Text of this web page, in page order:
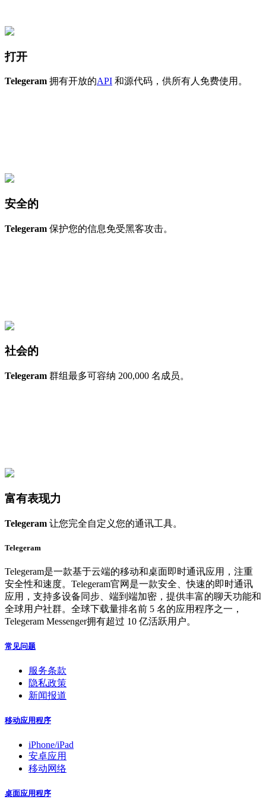
打开
Telegeram 拥有开放的API 和源代码，供所有人免费使用。
安全的
Telegeram 保护您的信息免受黑客攻击。
社会的
Telegeram 群组最多可容纳 200,000 名成员。
富有表现力
Telegeram 让您完全自定义您的通讯工具。
Telegeram
Telegeram是一款基于云端的移动和桌面即时通讯应用，注重
安全性和速度。Telegeram官网是一款安全、快速的即时通讯
应用，支持多设备同步、端到端加密，提供丰富的聊天功能和
全球用户社群。全球下载量排名前 5 名的应用程序之一，
Telegeram Messenger拥有超过 10 亿活跃用户。
常见问题
服务条款
隐私政策
新闻报道
移动应用程序
iPhone/iPad
安卓应用
移动网络
桌面应用程序